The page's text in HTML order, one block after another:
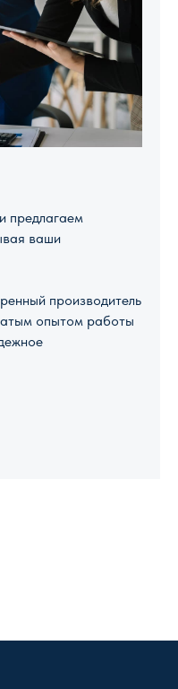
предлагаем
ваши
производитель
опытом работы